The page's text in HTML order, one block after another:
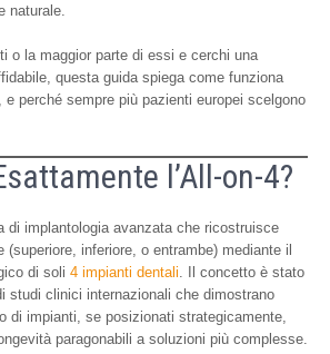
naturale.
o la maggior parte di essi e cerchi una
questa guida spiega come funziona
e perché sempre più pazienti europei scelgono
l’All-on-4?
di implantologia avanzata che ricostruisce
(superiore, inferiore, o entrambe) mediante il
di soli 4 impianti dentali . Il concetto è stato
studi clinici internazionali che dimostrano
di impianti, se posizionati strategicamente,
paragonabili a soluzioni più complesse.